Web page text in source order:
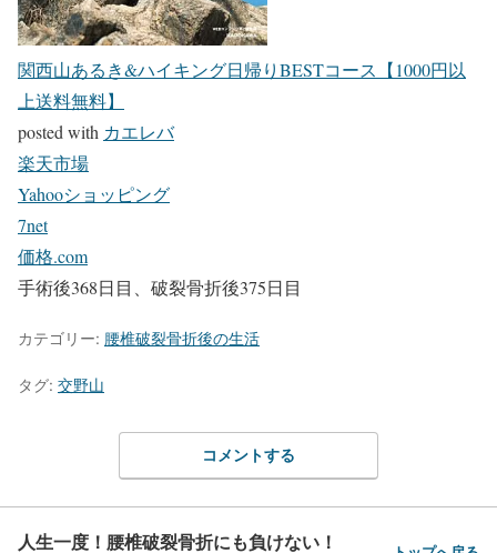
関西山あるき&ハイキング日帰りBESTコース【1000円以
上送料無料】
posted with カエレバ
楽天市場
Yahooショッピング
7net
価格.com
手術後368日目、破裂骨折後375日目
カテゴリー: 腰椎破裂骨折後の生活
タグ: 交野山
コメントする
人生一度！腰椎破裂骨折にも負けない！